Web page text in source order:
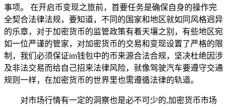
事项。 在开启币变现之旅前，首要任务是确保自身的操作完
全契合法律法规，要知道，不同的国家和地区就如同风格迥异
的乐章，对于加密货币的监管政策有着天壤之别，有些地区宛
如一位严谨的管家，对加密货币的交易和变现设置了严格的限
制，我们必须保证im钱包中的币来源合法合规，坚决杜绝因涉
及非法交易而给自己招来法律风险，就像驾驶汽车要遵守交通
规则一样，在加密货币的世界里也需遵循法律的轨道。
对市场行情有一定的洞察也是必不可少的,加密货币市场